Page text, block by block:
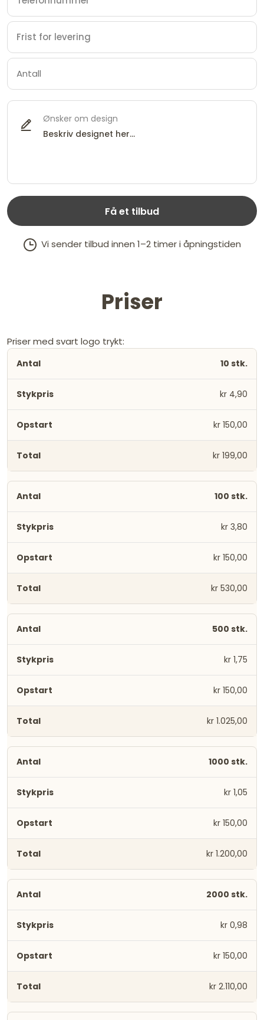
Ønsker om design
Få et tilbud
Vi sender tilbud innen 1–2 timer i åpningstiden
Priser
Priser med svart logo trykt:
10 stk.
kr 4,90
kr 150,00
kr 199,00
100 stk.
kr 3,80
kr 150,00
kr 530,00
500 stk.
kr 1,75
kr 150,00
kr 1.025,00
1000 stk.
kr 1,05
kr 150,00
kr 1.200,00
2000 stk.
kr 0,98
kr 150,00
kr 2.110,00